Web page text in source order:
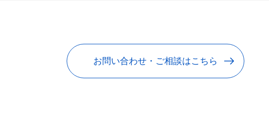
お問い合わせ・ご相談はこちら